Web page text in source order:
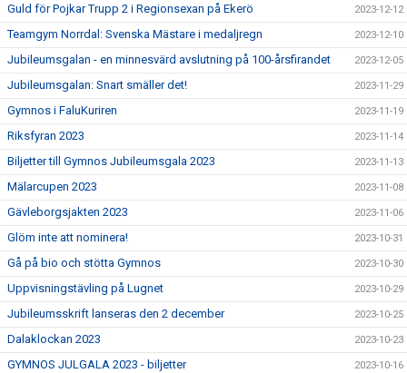
Guld för Pojkar Trupp 2 i Regionsexan på Ekerö 2023-12-12
Teamgym Norrdal: Svenska Mästare i medaljregn 2023-12-10
Jubileumsgalan - en minnesvärd avslutning på 100-årsfirandet 2023-12-05
Jubileumsgalan: Snart smäller det! 2023-11-29
Gymnos i FaluKuriren 2023-11-19
Riksfyran 2023 2023-11-14
Biljetter till Gymnos Jubileumsgala 2023 2023-11-13
Mälarcupen 2023 2023-11-08
Gävleborgsjakten 2023 2023-11-06
Glöm inte att nominera! 2023-10-31
Gå på bio och stötta Gymnos 2023-10-30
Uppvisningstävling på Lugnet 2023-10-29
Jubileumsskrift lanseras den 2 december 2023-10-25
Dalaklockan 2023 2023-10-23
GYMNOS JULGALA 2023 - biljetter 2023-10-16